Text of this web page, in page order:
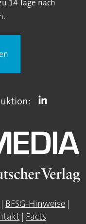
14 Tage nach
| BFSG-Hinweise |
| Facts